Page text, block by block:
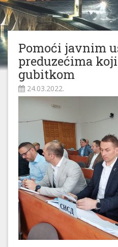
Pomoći javnim
preduzećima
gubitkom
24.03.2022.